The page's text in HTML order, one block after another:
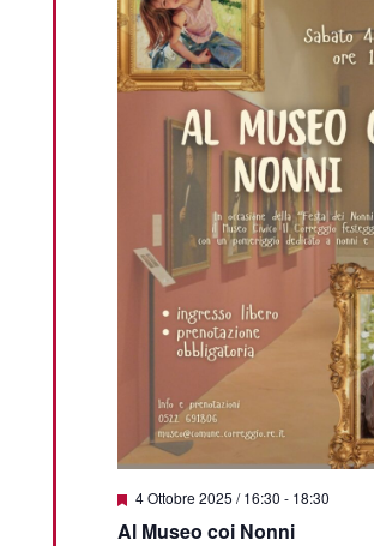
Segnalati
4 Ottobre 2025 / 16:30 - 18:30
Al Museo coi Nonni